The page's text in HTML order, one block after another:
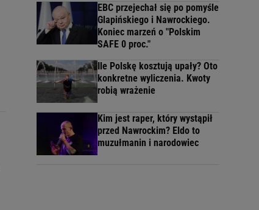
EBC przejechał się po pomyśle
Glapińskiego i Nawrockiego.
Koniec marzeń o "Polskim
SAFE 0 proc."
Ile Polskę kosztują upały? Oto
konkretne wyliczenia. Kwoty
robią wrażenie
Kim jest raper, który wystąpił
przed Nawrockim? Eldo to
muzułmanin i narodowiec